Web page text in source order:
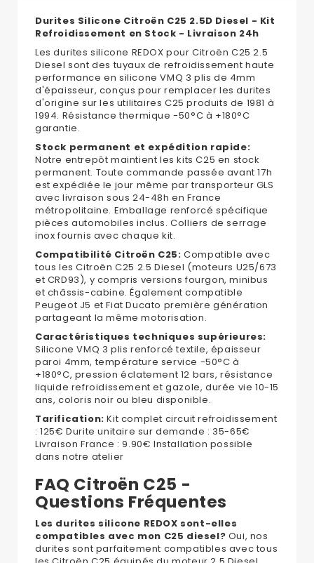
Durites Silicone Citroën C25 2.5D Diesel - Kit
Refroidissement en Stock - Livraison 24h
Les durites silicone REDOX pour Citroën C25 2.5
Diesel sont des tuyaux de refroidissement haute
performance en silicone VMQ 3 plis de 4mm
d'épaisseur, conçus pour remplacer les durites
d'origine sur les utilitaires C25 produits de 1981 à
1994. Résistance thermique -50°C à +180°C
garantie.
Stock permanent et expédition rapide:
Notre entrepôt maintient les kits C25 en stock
permanent. Toute commande passée avant 17h
est expédiée le jour même par transporteur GLS
avec livraison sous 24-48h en France
métropolitaine. Emballage renforcé spécifique
pièces automobiles inclus. Colliers de serrage
inox fournis avec chaque kit.
Compatibilité Citroën C25: Compatible avec
tous les Citroën C25 2.5 Diesel (moteurs U25/673
et CRD93), y compris versions fourgon, minibus
et châssis-cabine. Également compatible
Peugeot J5 et Fiat Ducato première génération
partageant la même motorisation.
Caractéristiques techniques supérieures:
Silicone VMQ 3 plis renforcé textile, épaisseur
paroi 4mm, température service -50°C à
+180°C, pression éclatement 12 bars, résistance
liquide refroidissement et gazole, durée vie 10-15
ans, coloris noir ou bleu disponible.
Tarification: Kit complet circuit refroidissement
: 125€ Durite unitaire sur demande : 35-65€
Livraison France : 9.90€ Installation possible
dans notre atelier
FAQ Citroën C25 -
Questions Fréquentes
Les durites silicone REDOX sont-elles
compatibles avec mon C25 diesel? Oui, nos
durites sont parfaitement compatibles avec tous